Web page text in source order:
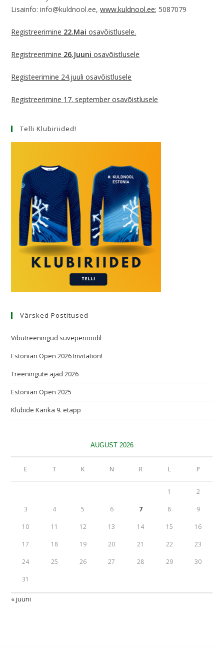
Lisainfo: info@kuldnool.ee,www.kuldnool.ee; 5087079
Registreerimine 22.Mai osavõistlusele.
Registreerimine 26.Juuni osavõistlusele
Registeerimine 24.juuli osavõistlusele
Registreerimine 17. september osavõistlusele
Telli Klubiriided!
Värsked Postitused
Vibutreeningud suveperioodil
Estonian Open 2026 Invitation!
Treeningute ajad 2026
Estonian Open 2025
Klubide Karika 9. etapp
AUGUST 2026
E T K N R L P
1 2
3 4 5 6 7 8 9
10 11 12 13 14 15 16
17 18 19 20 21 22 23
24 25 26 27 28 29 30
31
« juuni